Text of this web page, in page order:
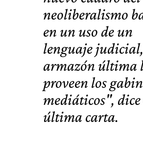
neoliberalismo
en un uso de un
lenguaje
armazón última
proveen los
mediáticos",
última carta.